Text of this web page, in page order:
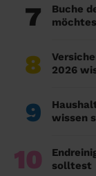
7
Buche
8
2026
9
wissen
10
solltest